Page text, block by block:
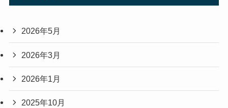
2026年5月
2026年3月
2026年1月
2025年10月